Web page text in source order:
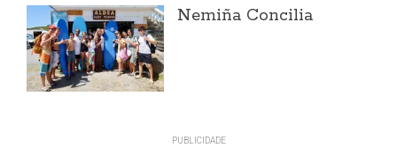
Nemiña Concilia